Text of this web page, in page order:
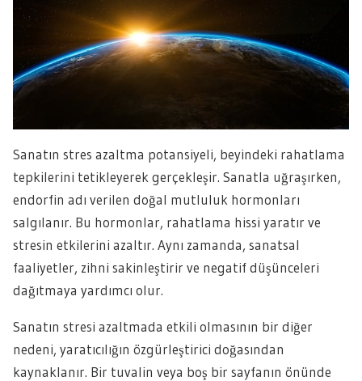
Sanatın stres azaltma potansiyeli, beyindeki rahatlama
tepkilerini tetikleyerek gerçekleşir. Sanatla uğraşırken,
endorfin adı verilen doğal mutluluk hormonları
salgılanır. Bu hormonlar, rahatlama hissi yaratır ve
stresin etkilerini azaltır. Aynı zamanda, sanatsal
faaliyetler, zihni sakinleştirir ve negatif düşünceleri
dağıtmaya yardımcı olur.
Sanatın stresi azaltmada etkili olmasının bir diğer
nedeni, yaratıcılığın özgürleştirici doğasından
kaynaklanır. Bir tuvalin veya boş bir sayfanın önünde